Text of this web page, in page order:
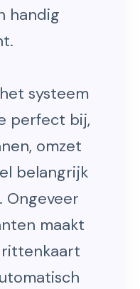
handig
systeem
perfect bij,
omzet
belangrijk
maakt
rittenkaart